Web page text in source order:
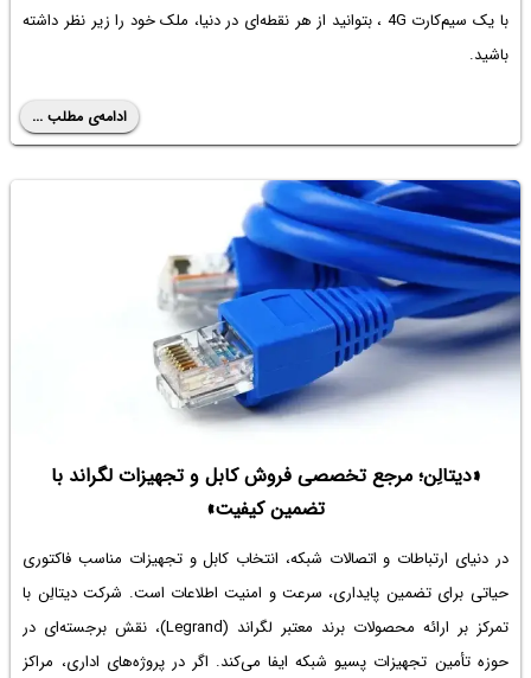
با یک سیم‌کارت 4G ، بتوانید از هر نقطه‌ای در دنیا، ملک خود را زیر نظر داشته
باشید.
ادامه‌ی مطلب ...
«دیتالِن؛ مرجع تخصصی فروش کابل و تجهیزات لگراند با
تضمین کیفیت»
در دنیای ارتباطات و اتصالات شبکه، انتخاب کابل و تجهیزات مناسب فاکتوری
حیاتی برای تضمین پایداری، سرعت و امنیت اطلاعات است. شرکت دیتالِن با
تمرکز بر ارائه محصولات برند معتبر لگراند (Legrand)، نقش برجسته‌ای در
حوزه تأمین تجهیزات پسیو شبکه ایفا می‌کند. اگر در پروژه‌های اداری، مراکز